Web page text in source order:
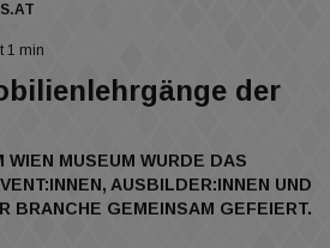
1 min
der
MUSEUM WURDE DAS
AUSBILDER:INNEN UND
BRANCHE GEMEINSAM GEFEIERT.